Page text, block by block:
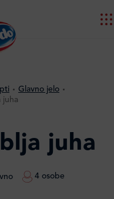
Glavno jelo
juha
juha
4 osobe